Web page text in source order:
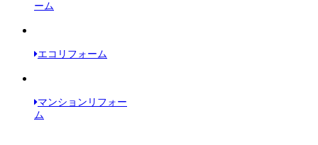
ーム
エコリフォーム
マンションリフォー
ム